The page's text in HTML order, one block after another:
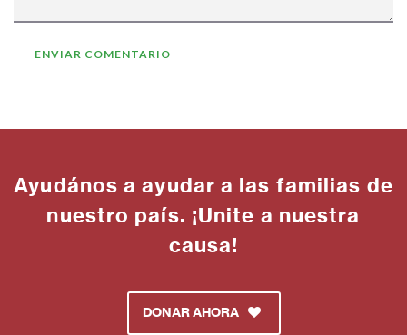
Ayudános a ayudar a las familias de
nuestro país. ¡Unite a nuestra
causa!
DONAR AHORA